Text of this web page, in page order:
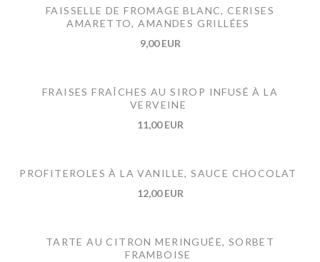
FAISSELLE DE FROMAGE BLANC, CERISES
AMARETTO, AMANDES GRILLÉES
9,00 EUR
FRAISES FRAÎCHES AU SIROP INFUSÉ À LA
VERVEINE
11,00 EUR
PROFITEROLES À LA VANILLE, SAUCE CHOCOLAT
12,00 EUR
TARTE AU CITRON MERINGUÉE, SORBET
FRAMBOISE